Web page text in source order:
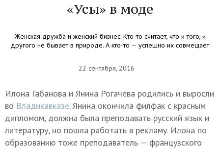
«Усы» в моде
Женская дружба и женский бизнес. Кто-то считает, что и того, и
другого не бывает в природе. А кто-то — успешно их совмещает
22 сентября, 2016
Илона Габанова и Янина Рогачева родились и выросли
во Владикавказе. Янина окончила филфак с красным
дипломом, должна была преподавать русский язык и
литературу, но пошла работать в рекламу. Илона по
образованию тоже преподаватель — французского